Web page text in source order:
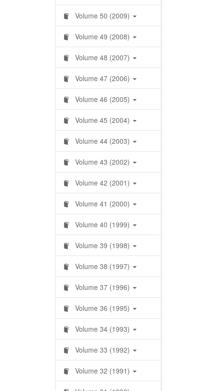
Volume 50 (2009)
Volume 49 (2008)
Volume 48 (2007)
Volume 47 (2006)
Volume 46 (2005)
Volume 45 (2004)
Volume 44 (2003)
Volume 43 (2002)
Volume 42 (2001)
Volume 41 (2000)
Volume 40 (1999)
Volume 39 (1998)
Volume 38 (1997)
Volume 37 (1996)
Volume 36 (1995)
Volume 34 (1993)
Volume 33 (1992)
Volume 32 (1991)